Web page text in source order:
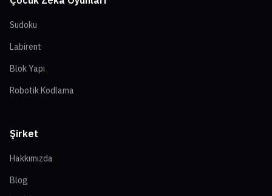
Sudoku
Labirent
Blok Yapı
Robotik Kodlama
Şirket
Hakkımızda
Blog